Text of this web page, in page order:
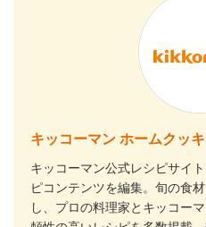
キッコーマン ホームクッ
キッコーマン公式レシピサイ
ピコンテンツを編集。旬の食
し、プロの料理家とキッコー